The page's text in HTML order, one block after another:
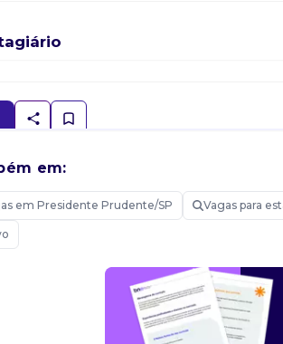
em:
em Presidente Prudente/SP Vagas para